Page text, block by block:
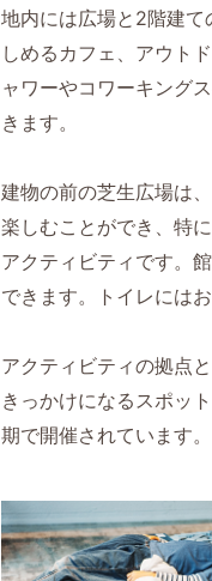
地内には広場と2階建て
しめるカフェ、アウト
ャワーやコワーキング
きます。
建物の前の芝生広場は
楽しむことができ、特
アクティビティです。
できます。トイレには
アクティビティの拠点
きっかけになるスポッ
期で開催されています。